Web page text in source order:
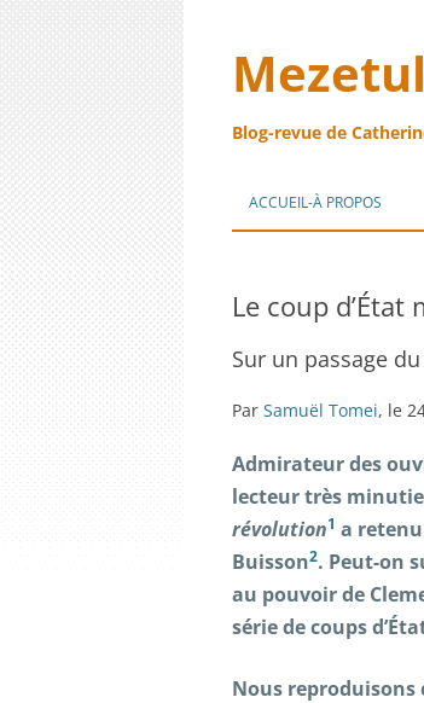
Blog-revue de
ACCUEIL-À PROPOS
Le coup d’État
Sur un passage
Par Samuël Tomei, le
Admirateur des
lecteur très
révolution1 a
Buisson2. Peut-on
au pouvoir de
série de coups
Nous reproduisons